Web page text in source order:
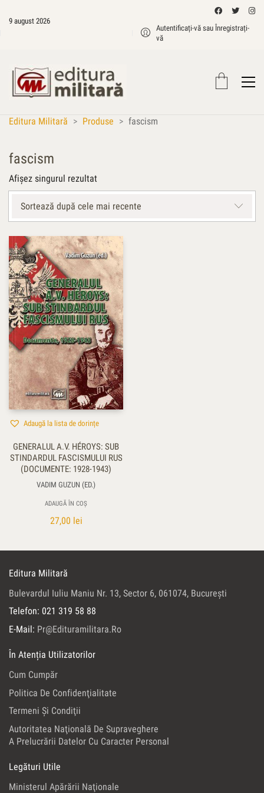
9 august 2026
Autentificați-vă sau Înregistrați-
vă
Editura Militară > Produse > fascism
fascism
Afișez singurul rezultat
Sortează după cele mai recente
Adaugă la lista de dorințe
GENERALUL A.V. HÉROYS: SUB
STINDARDUL FASCISMULUI RUS
(DOCUMENTE: 1928-1943)
VADIM GUZUN (ED.)
ADAUGĂ ÎN COȘ
27,00 lei
Editura Militară
Bulevardul Iuliu Maniu Nr. 13, Sector 6, 061074, Bucureşti
Telefon: 021 319 58 88
E-Mail: Pr@edituramilitara.ro
În Atenția Utilizatorilor
Cum Cumpăr
Politica De Confidenţialitate
Termeni Şi Condiţii
Autoritatea Naţională De Supraveghere
A Prelucrării Datelor Cu Caracter Personal
Legături Utile
Ministerul Apărării Naţionale